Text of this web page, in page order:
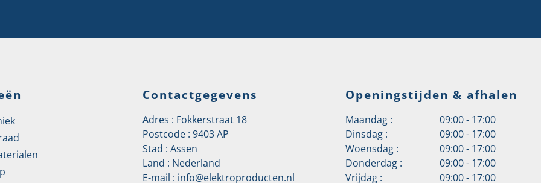
Contactgegevens
Adres : Fokkerstraat 18
Postcode : 9403 AP
Stad : Assen
Land : Nederland
E-mail : info@elektroproducten.nl
Openingstijden & afhalen
Maandag :
09:00 - 17:00
Dinsdag :
09:00 - 17:00
Woensdag :
09:00 - 17:00
Donderdag :
09:00 - 17:00
Vrijdag :
09:00 - 17:00